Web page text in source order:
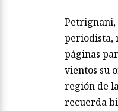
Petrignani,
periodista,
páginas
vientos su
región de
recuerda